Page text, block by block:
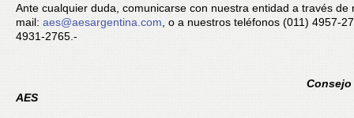
Ante cualquier duda, comunicarse con nuestra entidad a través de
mail: aes@aesargentina.com , o a nuestros teléfonos (011) 4957-
4931-2765.-
AES